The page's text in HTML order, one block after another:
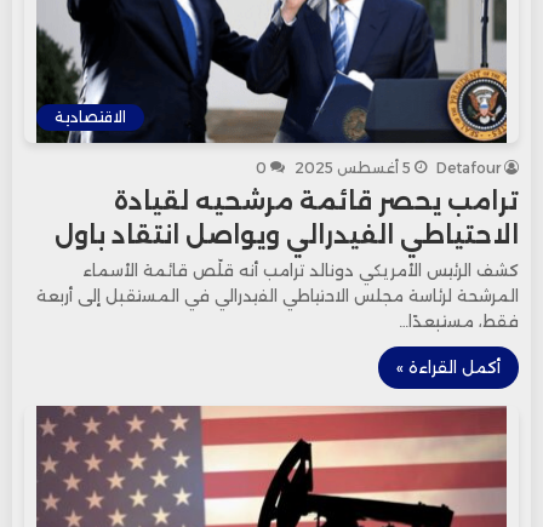
الاقتصادية
Detafour 5 أغسطس 2025 0
ترامب يحصر قائمة مرشحيه لقيادة
الاحتياطي الفيدرالي ويواصل انتقاد باول
كشف الرئيس الأمريكي دونالد ترامب أنه قلّص قائمة الأسماء
المرشحة لرئاسة مجلس الاحتياطي الفيدرالي في المستقبل إلى أربعة
فقط، مستبعدًا…
أكمل القراءة »